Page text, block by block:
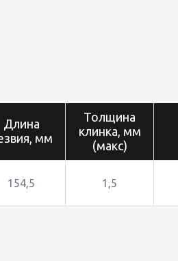
Длина
мм
Толщина
клинка, мм
(макс)
154,5 1,5